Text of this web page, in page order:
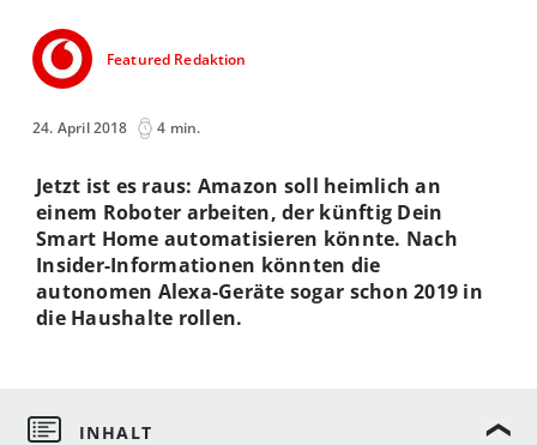
Featured Redaktion
24. April 2018 4 min.
Jetzt ist es raus: Amazon soll heimlich an
einem Roboter arbeiten, der künftig Dein
Smart Home automatisieren könnte. Nach
Insider-Informationen könnten die
autonomen Alexa-Geräte sogar schon 2019 in
die Haushalte rollen.